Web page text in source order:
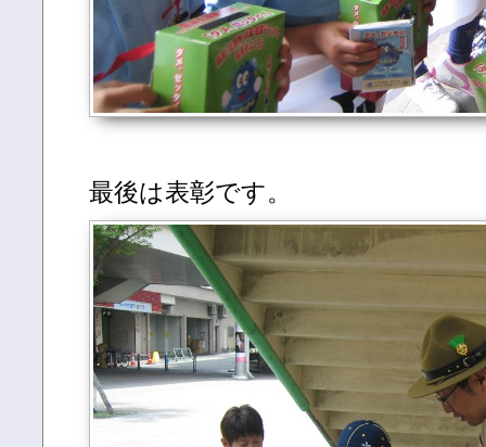
最後は表彰です。